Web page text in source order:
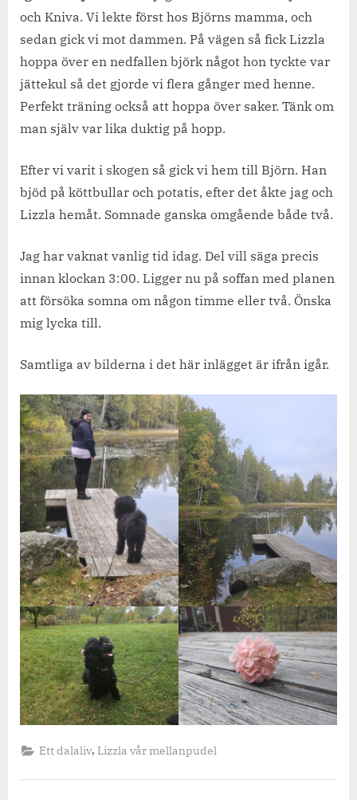
och Kniva. Vi lekte först hos Björns mamma, och
sedan gick vi mot dammen. På vägen så fick Lizzla
hoppa över en nedfallen björk något hon tyckte var
jättekul så det gjorde vi flera gånger med henne.
Perfekt träning också att hoppa över saker. Tänk om
man själv var lika duktig på hopp.
Efter vi varit i skogen så gick vi hem till Björn. Han
bjöd på köttbullar och potatis, efter det åkte jag och
Lizzla hemåt. Somnade ganska omgående både två.
Jag har vaknat vanlig tid idag. Del vill säga precis
innan klockan 3:00. Ligger nu på soffan med planen
att försöka somna om någon timme eller två. Önska
mig lycka till.
Samtliga av bilderna i det här inlägget är ifrån igår.
Ett dalaliv,Lizzla vår mellanpudel